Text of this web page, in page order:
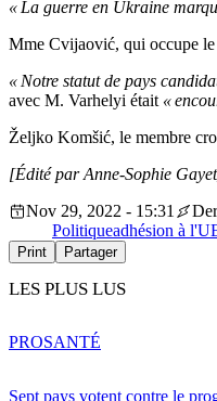
« La guerre en Ukraine
Mme Cvijaović, qui occupe le
« Notre statut de pays
avec M. Varhelyi était «
Željko Komšić, le membre
[Édité par Anne-Sophie
Nov 29, 2022 - 15:31
Politiqueadhésion à
Print Partager
LES PLUS LUS
Sept pays votent contre le
PROSANTÉ